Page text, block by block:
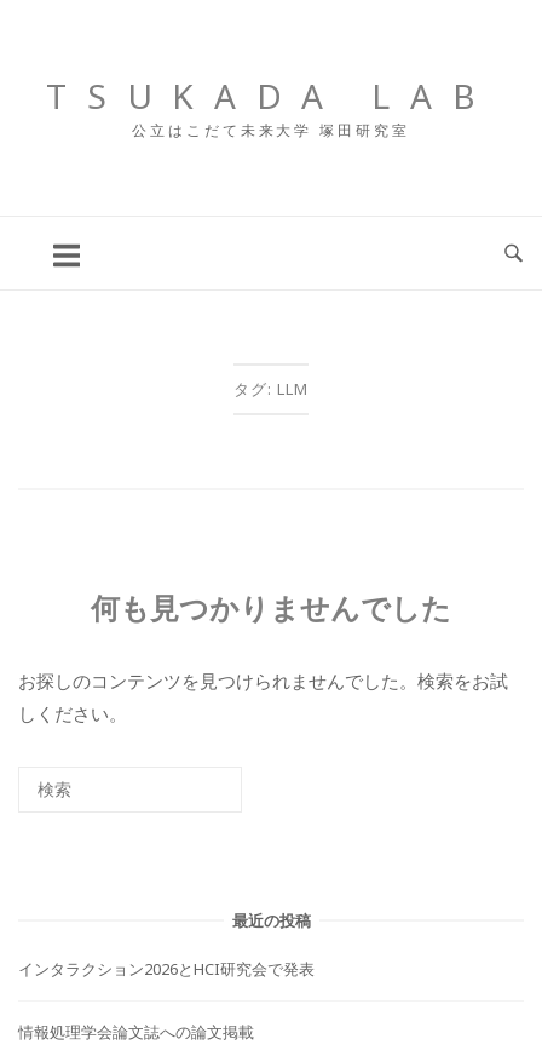
TSUKADA LAB
公立はこだて未来大学 塚田研究室
タグ: LLM
何も見つかりませんでした
お探しのコンテンツを見つけられませんでした。検索をお試
しください。
最近の投稿
インタラクション2026とHCI研究会で発表
情報処理学会論文誌への論文掲載